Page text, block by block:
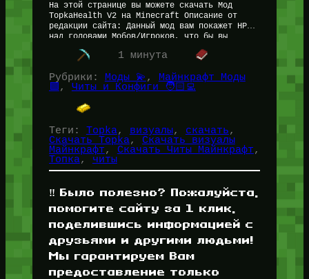
На этой странице вы можете скачать Мод
TopkaHealth V2 на Minecraft Описание от
редакции сайта: Данный мод вам покажет HP
над головами Мобов/Игроков, что бы вы
видели сердечки прямо в…
1 минута
Рубрики: Моды 💫 , Майнкрафт Моды
🟩 , Читы и Конфиги 🧑🏻‍💻
Теги: Topka, визуалы, скачать
Скачать Topka, Скачать визуалы
Майнкрафт, Скачать Читы Майнкрафт
Топка, читы
‼️ Было полезно? Пожалуйста,
помогите сайту за 1 клик,
поделившись информацией с
друзьями и другими людьми!
Мы гарантируем Вам
предоставление только